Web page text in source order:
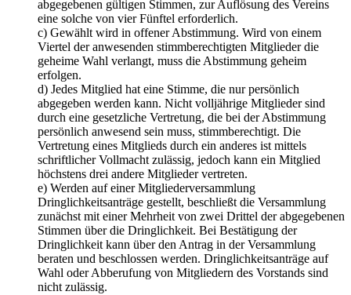
abgegebenen gültigen Stimmen, zur Auflösung des Vereins
eine solche von vier Fünftel erforderlich.
c) Gewählt wird in offener Abstimmung. Wird von einem
Viertel der anwesenden stimmberechtigten Mitglieder die
geheime Wahl verlangt, muss die Abstimmung geheim
erfolgen.
d) Jedes Mitglied hat eine Stimme, die nur persönlich
abgegeben werden kann. Nicht volljährige Mitglieder sind
durch eine gesetzliche Vertretung, die bei der Abstimmung
persönlich anwesend sein muss, stimmberechtigt. Die
Vertretung eines Mitglieds durch ein anderes ist mittels
schriftlicher Vollmacht zulässig, jedoch kann ein Mitglied
höchstens drei andere Mitglieder vertreten.
e) Werden auf einer Mitgliederversammlung
Dringlichkeitsanträge gestellt, beschließt die Versammlung
zunächst mit einer Mehrheit von zwei Drittel der abgegebenen
Stimmen über die Dringlichkeit. Bei Bestätigung der
Dringlichkeit kann über den Antrag in der Versammlung
beraten und beschlossen werden. Dringlichkeitsanträge auf
Wahl oder Abberufung von Mitgliedern des Vorstands sind
nicht zulässig.